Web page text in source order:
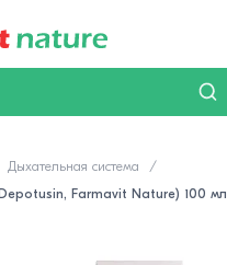
Дыхательная система
Farmavit Nature) 100 мл